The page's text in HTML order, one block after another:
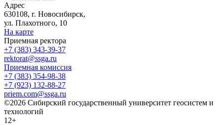
Адрес
630108, г. Новосибирск,
ул. Плахотного, 10
На карте
Приемная ректора
+7 (383) 343-39-37
rektorat@ssga.ru
Приемная комиссия
+7 (383) 354-98-38
+7 (923) 132-88-27
priem.com@ssga.ru
©2026 Сибирский государственный университет геосистем и
технологий
12+